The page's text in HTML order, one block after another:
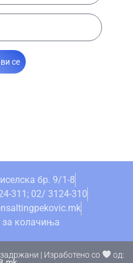
се
бр. 9/1-8
311; 02/ 3124-310
за колачиња
| Изработено со
од: